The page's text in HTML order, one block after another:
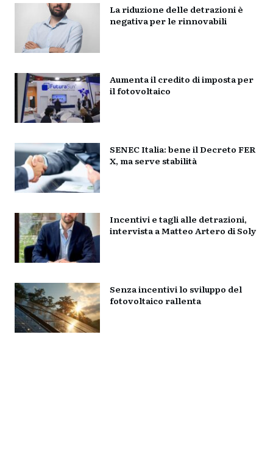
La riduzione delle detrazioni è
negativa per le rinnovabili
Aumenta il credito di imposta per
il fotovoltaico
SENEC Italia: bene il Decreto FER
X, ma serve stabilità
Incentivi e tagli alle detrazioni,
intervista a Matteo Artero di Soly
Senza incentivi lo sviluppo del
fotovoltaico rallenta